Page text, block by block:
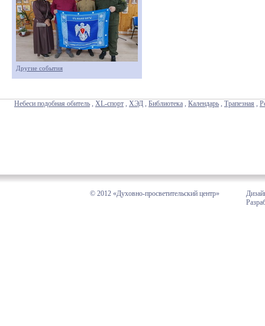
Другие события
Небеси подобная обитель , XL-спорт , ХЭД , Библиотека , Календарь , Трапезная ,
© 2012 «Духовно-просветительский центр»